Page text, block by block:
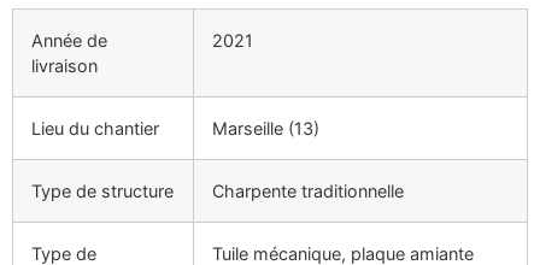
Année de
livraison
2021
Lieu du chantier Marseille (13)
Type de structure Charpente traditionnelle
Type de
Tuile mécanique, plaque amiante